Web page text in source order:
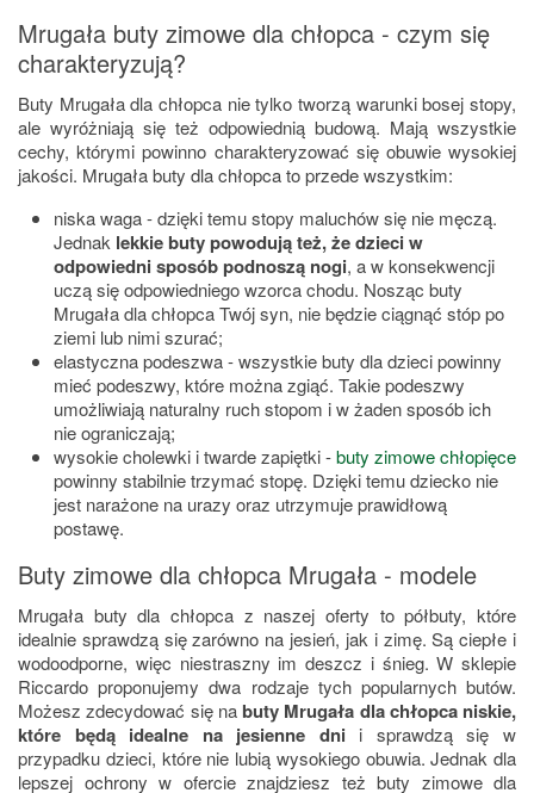
Mrugała buty zimowe dla chłopca - czym się
charakteryzują?
Buty Mrugała dla chłopca nie tylko tworzą warunki bosej stopy,
ale wyróżniają się też odpowiednią budową. Mają wszystkie
cechy, którymi powinno charakteryzować się obuwie wysokiej
jakości. Mrugała buty dla chłopca to przede wszystkim:
niska waga - dzięki temu stopy maluchów się nie męczą.
Jednak lekkie buty powodują też, że dzieci w
odpowiedni sposób podnoszą nogi, a w konsekwencji
uczą się odpowiedniego wzorca chodu. Nosząc buty
Mrugała dla chłopca Twój syn, nie będzie ciągnąć stóp po
ziemi lub nimi szurać;
elastyczna podeszwa - wszystkie buty dla dzieci powinny
mieć podeszwy, które można zgiąć. Takie podeszwy
umożliwiają naturalny ruch stopom i w żaden sposób ich
nie ograniczają;
wysokie cholewki i twarde zapiętki -buty zimowe chłopięce
powinny stabilnie trzymać stopę. Dzięki temu dziecko nie
jest narażone na urazy oraz utrzymuje prawidłową
postawę.
Buty zimowe dla chłopca Mrugała - modele
Mrugała buty dla chłopca z naszej oferty to półbuty, które
idealnie sprawdzą się zarówno na jesień, jak i zimę. Są ciepłe i
wodoodporne, więc niestraszny im deszcz i śnieg. W sklepie
Riccardo proponujemy dwa rodzaje tych popularnych butów.
Możesz zdecydować się na buty Mrugała dla chłopca niskie,
które będą idealne na jesienne dni i sprawdzą się w
przypadku dzieci, które nie lubią wysokiego obuwia. Jednak dla
lepszej ochrony w ofercie znajdziesz też buty zimowe dla